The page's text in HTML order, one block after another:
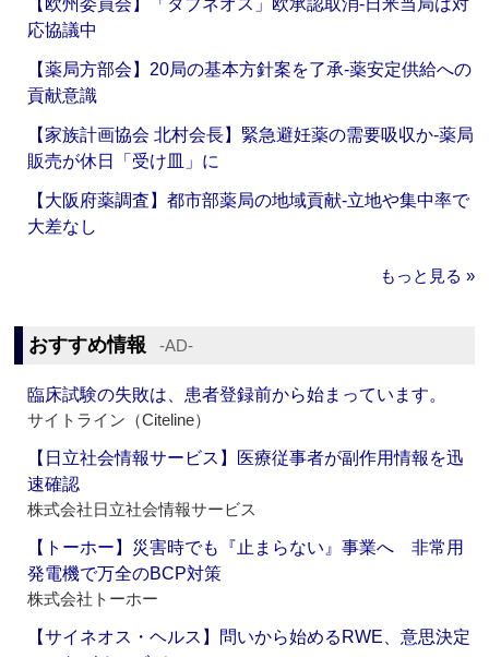
【欧州委員会】「タブネオス」欧承認取消‐日米当局は対
応協議中
【薬局方部会】20局の基本方針案を了承‐薬安定供給への
貢献意識
【家族計画協会 北村会長】緊急避妊薬の需要吸収か‐薬局
販売が休日「受け皿」に
【大阪府薬調査】都市部薬局の地域貢献‐立地や集中率で
大差なし
もっと見る »
おすすめ情報 ‐AD‐
臨床試験の失敗は、患者登録前から始まっています。
サイトライン（Citeline）
【日立社会情報サービス】医療従事者が副作用情報を迅
速確認
株式会社日立社会情報サービス
【トーホー】災害時でも『止まらない』事業へ 非常用
発電機で万全のBCP対策
株式会社トーホー
【サイネオス・ヘルス】問いから始めるRWE、意思決定